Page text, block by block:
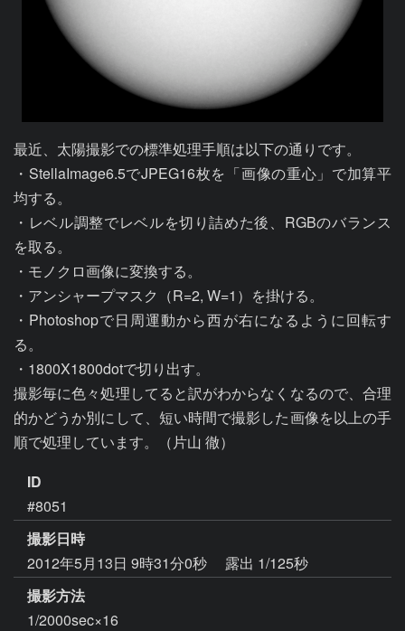
最近、太陽撮影での標準処理手順は以下の通りです。
・StellaImage6.5でJPEG16枚を「画像の重心」で加算平
均する。
・レベル調整でレベルを切り詰めた後、RGBのバランス
を取る。
・モノクロ画像に変換する。
・アンシャープマスク（R=2, W=1）を掛ける。
・Photoshopで日周運動から西が右になるように回転す
る。
・1800X1800dotで切り出す。
撮影毎に色々処理してると訳がわからなくなるので、合理
的かどうか別にして、短い時間で撮影した画像を以上の手
順で処理しています。（片山 徹）
ID
#8051
撮影日時
2012年5月13日 9時31分0秒
露出 1/125秒
撮影方法
1/2000sec×16